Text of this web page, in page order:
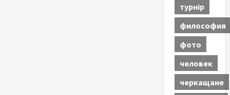
турнір
философия
фото
человек
черкащане